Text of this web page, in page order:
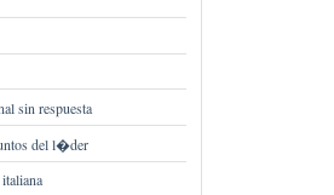
sin respuesta
del l�der